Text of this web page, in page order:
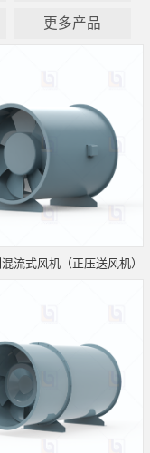
更多产品
流式风机（正压送风机）